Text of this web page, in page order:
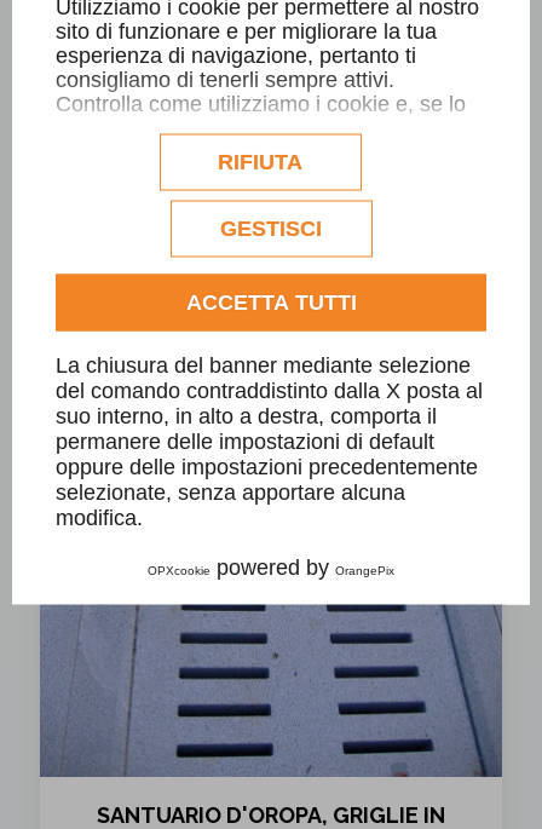
Utilizziamo i cookie per permettere al nostro
sito di funzionare e per migliorare la tua
esperienza di navigazione, pertanto ti
consigliamo di tenerli sempre attivi.
Controlla come utilizziamo i cookie e, se lo
desideri, personalizzane la configurazione.
Eventuali cookie di profilazione o
commerciali verranno utilizzati
esclusivamente previa acquisizione del
consenso dell'utente.
Consulta l'informativa cookie completa.
RIFIUTA
GESTISCI
ACCETTA TUTTI
La chiusura del banner mediante selezione
del comando contraddistinto dalla X posta al
suo interno, in alto a destra, comporta il
permanere delle impostazioni di default
oppure delle impostazioni precedentemente
selezionate, senza apportare alcuna
modifica.
OPXcookie powered by OrangePix
"GRIGLIA IN PIETRA CARRABILE
SFIORO CARGO , CANALINE,
TOMBINI"
SANTUARIO D'OROPA, GRIGLIE IN